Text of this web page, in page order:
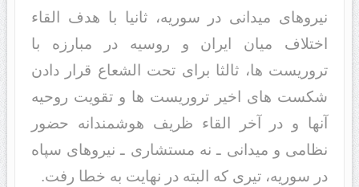
نیروهای میدانی در سوریه، ثانیا با هدف القاء
اختلاف میان ایران و روسیه در مبارزه با
تروریست ها، ثالثا برای تحت الشعاع قرار دادن
شکست های اخیر تروریست ها و تقویت روحیه
آنها و در آخر القاء ظریف هوشمندانه حضور
نظامی و میدانی ـ نه مستشاری ـ نیروهای سپاه
در سوریه، تیری که البته در نهایت به خطا رفت.